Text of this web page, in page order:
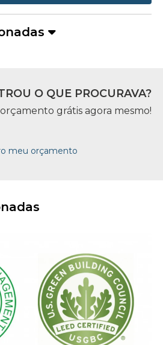
O QUE PROCURAVA?
grátis agora mesmo!
meu orçamento